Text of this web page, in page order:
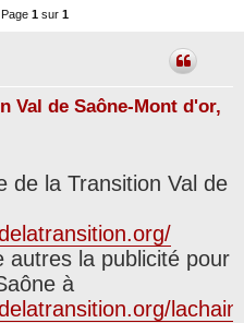
1 sur 1
Val de Saône-Mont d'or,
de la Transition Val de
autres la publicité pour
à